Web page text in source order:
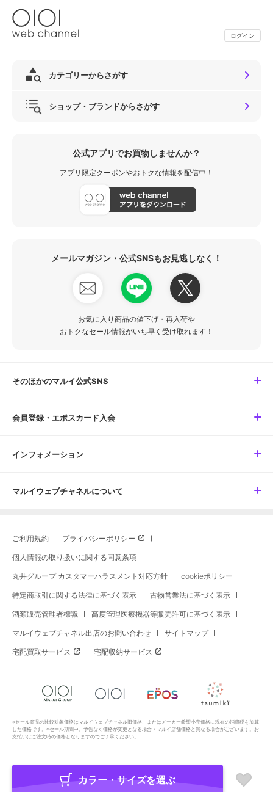
ログイン
カテゴリーからさがす
ショップ・ブランドからさがす
公式アプリでお買物しませんか？
アプリ限定クーポンやおトクな情報を配信中！
メールマガジン・公式SNSもお見逃しなく！
お気に入り商品の値下げ・再入荷や
おトクなセール情報がいち早く受け取れます！
そのほかのマルイ公式SNS
会員登録・エポスカード入会
インフォメーション
マルイウェブチャネルについて
ご利用規約 プライバシーポリシー
個人情報の取り扱いに関する同意条項
丸井グループ カスタマーハラスメント対応方針 cookieポリシー
特定商取引に関する法律に基づく表示 古物営業法に基づく表示
酒類販売管理者標識 高度管理医療機器等販売許可に基づく表示
マルイウェブチャネル出店のお問い合わせ サイトマップ
宅配買取サービス 宅配収納サービス
※セール商品の比較対象価格はマルイウェブチャネル旧価格、またはメーカー希望小売価格に現在の消費税を加算
した価格です。※セール期間中、予告なく価格が変更となる場合・マルイ店舗価格と異なる場合がございます。お
支払いはご注文時の価格となりますのでご了承ください。
Copyright All Rights Reserved. MARUI Co., Ltd
カラー・サイズを選ぶ